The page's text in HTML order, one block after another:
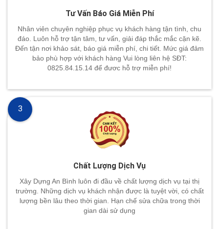
Tư Vấn Báo Giá Miễn Phí
Nhân viên chuyên nghiệp phục vụ khách hàng tận tình, chu
đáo. Luôn hỗ trợ tận tâm, tư vấn, giải đáp thắc mắc cặn kẽ.
Đến tận nơi khảo sát, báo giá miễn phí, chi tiết. Mức giá đảm
bảo phù hợp với khách hàng Vui lòng liên hệ SĐT:
0825.84.15.14 để đươc hỗ trợ miễn phí!
Chất Lượng Dịch Vụ
Xây Dựng An Bình luôn đi đầu về chất lượng dịch vụ tại thị
trường. Những dịch vụ khách nhận được là tuyệt vời, có chất
lượng bền lâu theo thời gian. Hạn chế sửa chữa trong thời
gian dài sử dụng
3